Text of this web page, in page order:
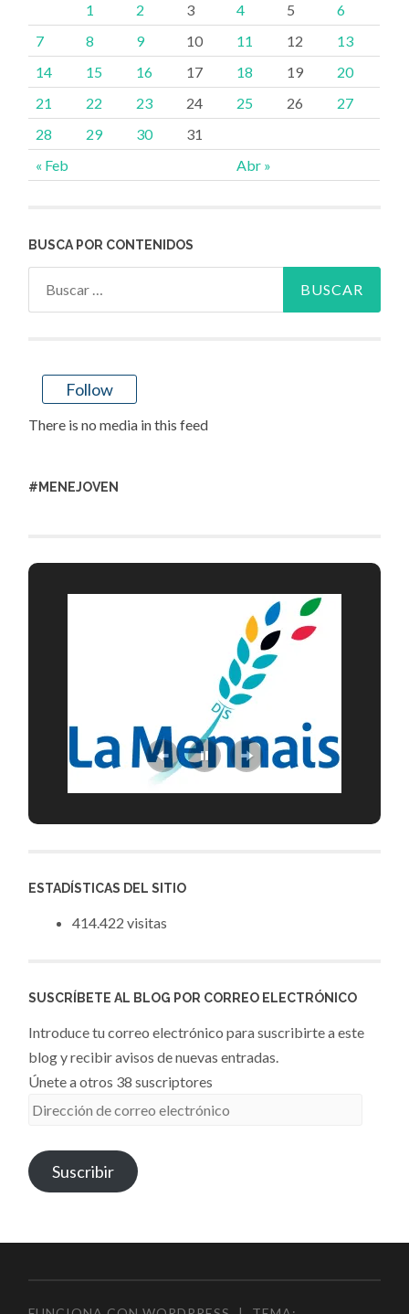
« Feb Abr »
1 2 3 4 5
6
7
8 9 10 11 12
13
14
15 16 17 18 19
20
21
22 23 24 25 26
27
28
29 30 31
BUSCA POR CONTENIDOS
Follow
There is no media in this feed
#MENEJOVEN
ESTADÍSTICAS DEL SITIO
414.422 visitas
SUSCRÍBETE AL BLOG POR CORREO ELECTRÓNICO
Introduce tu correo electrónico para suscribirte a este
blog y recibir avisos de nuevas entradas.
Únete a otros 38 suscriptores
Dirección
correo
electrónico
Suscribir